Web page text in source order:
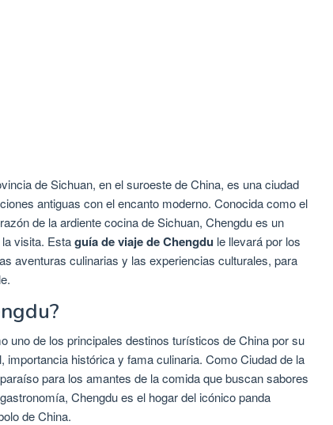
de Sichuan, en el suroeste de China, es una ciudad
antiguas con el encanto moderno. Conocida como el
de la ardiente cocina de Sichuan, Chengdu es un
visita. Estaguía de viaje de Chengdu le llevará por los
aventuras culinarias y las experiencias culturales, para
uno de los principales destinos turísticos de China por su
importancia histórica y fama culinaria. Como Ciudad de la
para los amantes de la comida que buscan sabores
Chengdu es el hogar del icónico panda
de China.